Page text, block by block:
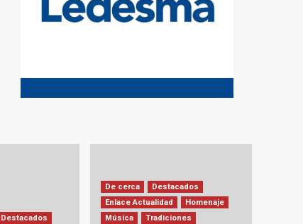
Destacados
De cerca
Destacados
Enlace Actualidad
Homenaje
Música
Tradiciones